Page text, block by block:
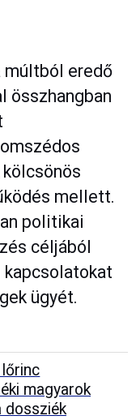
eredő
összhangban
mellett.
politikai
céljából
ügyét.
magyarok
dossziék